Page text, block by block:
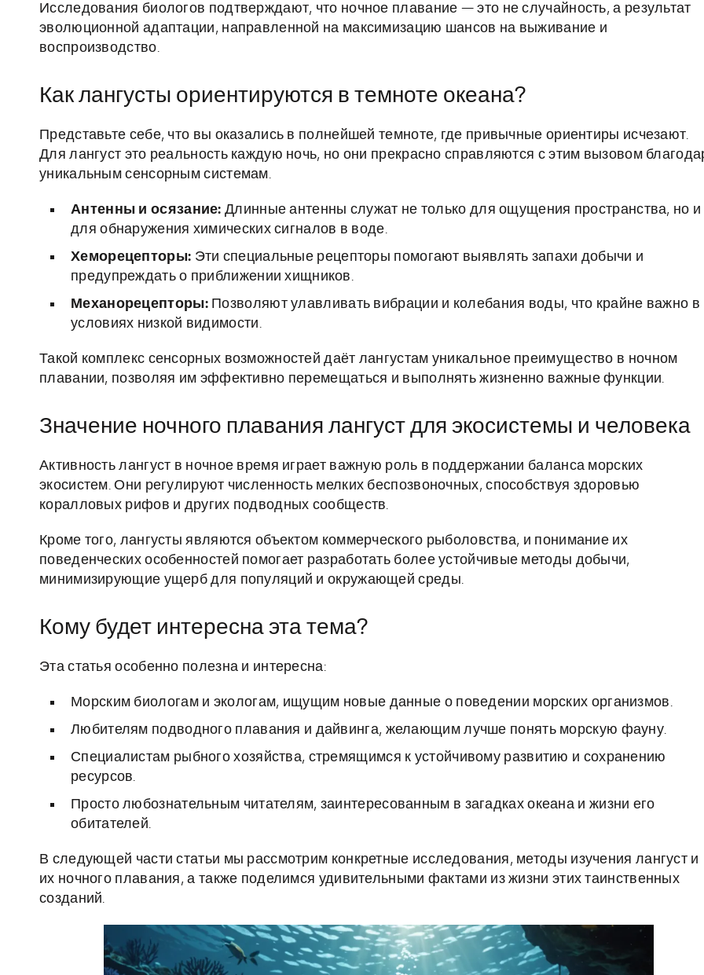
Исследования биологов подтверждают, что ночное плавание — это не случайность, а результат
эволюционной адаптации, направленной на максимизацию шансов на выживание и
воспроизводство.
Как лангусты ориентируются в темноте океана?
Представьте себе, что вы оказались в полнейшей темноте, где привычные ориентиры исчезают.
Для лангуст это реальность каждую ночь, но они прекрасно справляются с этим вызовом
уникальным сенсорным системам.
Антенны и осязание: Длинные антенны служат не только для ощущения пространства, но и
для обнаружения химических сигналов в воде.
Хеморецепторы: Эти специальные рецепторы помогают выявлять запахи добычи и
предупреждать о приближении хищников.
Механорецепторы:Позволяют улавливать вибрации и колебания воды, что крайне важно в
условиях низкой видимости.
Такой комплекс сенсорных возможностей даёт лангустам уникальное преимущество в ночном
плавании, позволяя им эффективно перемещаться и выполнять жизненно важные функции.
Значение ночного плавания лангуст для экосистемы и человека
Активность лангуст в ночное время играет важную роль в поддержании баланса морских
экосистем. Они регулируют численность мелких беспозвоночных, способствуя здоровью
коралловых рифов и других подводных сообществ.
Кроме того, лангусты являются объектом коммерческого рыболовства, и понимание их
поведенческих особенностей помогает разработать более устойчивые методы добычи,
минимизирующие ущерб для популяций и окружающей среды.
Кому будет интересна эта тема?
Эта статья особенно полезна и интересна:
Морским биологам и экологам, ищущим новые данные о поведении морских организмов.
Любителям подводного плавания и дайвинга, желающим лучше понять морскую фауну.
Специалистам рыбного хозяйства, стремящимся к устойчивому развитию и сохранению
ресурсов.
Просто любознательным читателям, заинтересованным в загадках океана и жизни его
обитателей.
В следующей части статьи мы рассмотрим конкретные исследования, методы изучения лангуст и
их ночного плавания, а также поделимся удивительными фактами из жизни этих таинственных
созданий.